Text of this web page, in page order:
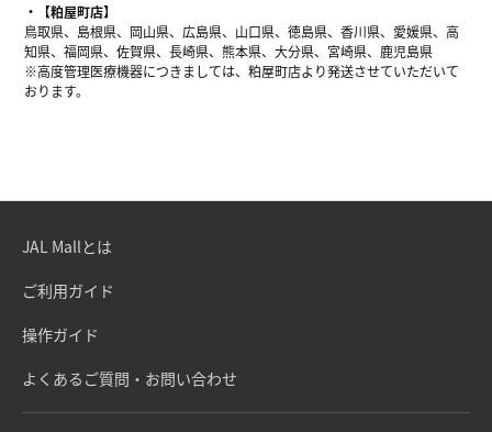
【粕屋町店】
鳥取県、島根県、岡山県、広島県、山口県、徳島県、香川県、愛媛県、高
知県、福岡県、佐賀県、長崎県、熊本県、大分県、宮崎県、鹿児島県
※高度管理医療機器につきましては、粕屋町店より発送させていただいて
おります。
JAL Mallとは
ご利用ガイド
操作ガイド
よくあるご質問・お問い合わせ